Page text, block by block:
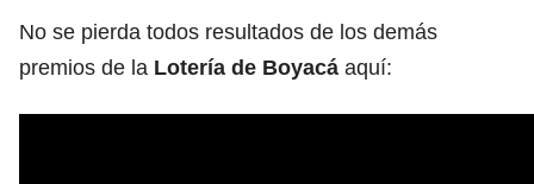
No se pierda todos resultados de los demás
premios de la Lotería de Boyacá aquí: